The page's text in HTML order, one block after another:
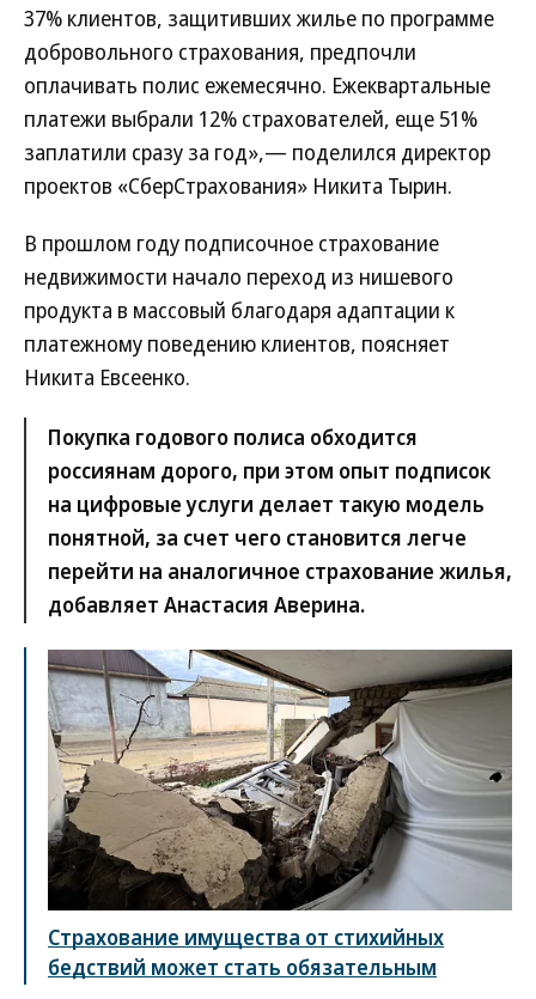
37% клиентов, защитивших жилье по программе
добровольного страхования, предпочли
оплачивать полис ежемесячно. Ежеквартальные
платежи выбрали 12% страхователей, еще 51%
заплатили сразу за год»,— поделился директор
проектов «СберСтрахования» Никита Тырин.
В прошлом году подписочное страхование
недвижимости начало переход из нишевого
продукта в массовый благодаря адаптации к
платежному поведению клиентов, поясняет
Никита Евсеенко.
Покупка годового полиса обходится
россиянам дорого, при этом опыт подписок
на цифровые услуги делает такую модель
понятной, за счет чего становится легче
перейти на аналогичное страхование жилья,
добавляет Анастасия Аверина.
Страхование имущества от стихийных
бедствий может стать обязательным